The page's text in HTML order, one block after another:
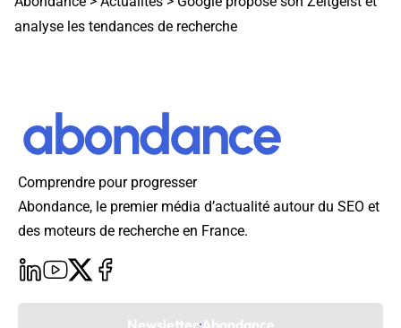
analyse les tendances de recherche
Comprendre pour progresser
Abondance, le premier média d’actualité autour du SEO et
des moteurs de recherche en France.
Newsletter Abondance